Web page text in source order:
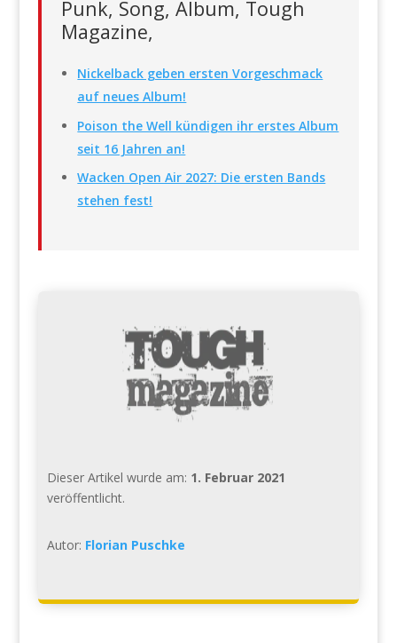
Punk, Song, Album, Tough
Magazine,
Nickelback geben ersten Vorgeschmack
auf neues Album!
Poison the Well kündigen ihr erstes Album
seit 16 Jahren an!
Wacken Open Air 2027: Die ersten Bands
stehen fest!
Dieser Artikel wurde am: 1. Februar 2021
veröffentlicht.
Autor: Florian Puschke